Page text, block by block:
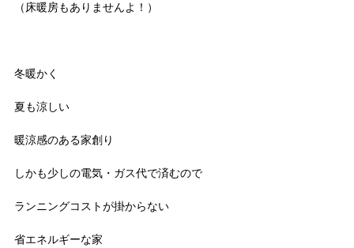
（床暖房もありませんよ！）
冬暖かく
夏も涼しい
暖涼感のある家創り
しかも少しの電気・ガス代で済むので
ランニングコストが掛からない
省エネルギーな家